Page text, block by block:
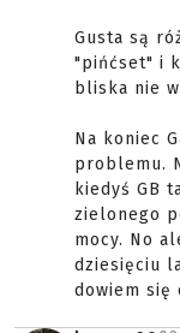
Gusta są
"pińćset" i
bliska nie
Na koniec
problemu.
kiedyś GB
zielonego
mocy. No
dziesięciu
dowiem się